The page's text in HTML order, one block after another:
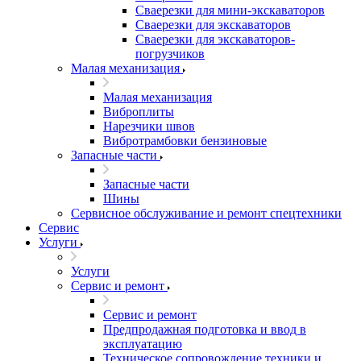
Сваерезки для мини-экскаваторов
Сваерезки для экскаваторов
Сваерезки для экскаваторов-
погрузчиков
Малая механизация
Малая механизация
Виброплиты
Нарезчики швов
Вибротрамбовки бензиновые
Запасные части
Запасные части
Шины
Сервисное обслуживание и ремонт спецтехники
Сервис
Услуги
Услуги
Сервис и ремонт
Сервис и ремонт
Предпродажная подготовка и ввод в
эксплуатацию
Техническое сопровождение техники и